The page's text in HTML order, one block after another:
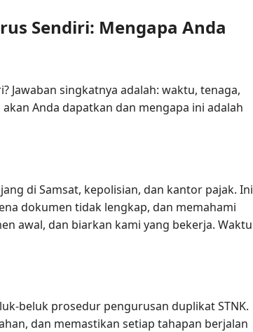
Sendiri: Mengapa Anda
Jawaban singkatnya adalah: waktu, tenaga,
Anda dapatkan dan mengapa ini adalah
di Samsat, kepolisian, dan kantor pajak. Ini
dokumen tidak lengkap, dan memahami
awal, dan biarkan kami yang bekerja. Waktu
beluk prosedur pengurusan duplikat STNK.
dan memastikan setiap tahapan berjalan